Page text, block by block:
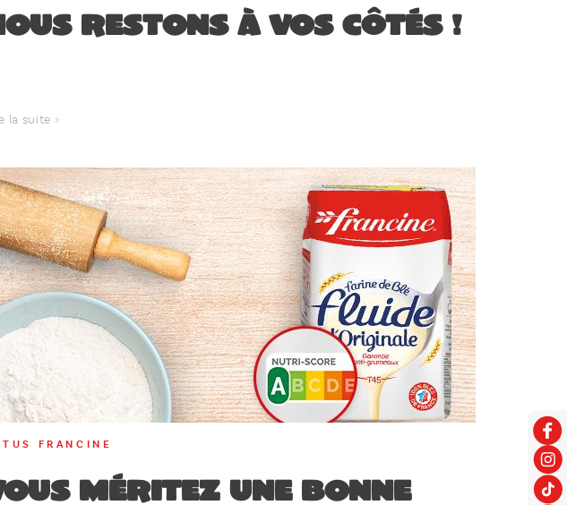
restons à vos côtés !
la suite >
FRANCINE
méritez une bonne